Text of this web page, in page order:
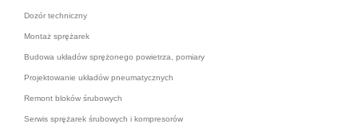
Dozór techniczny
Montaż sprężarek
Budowa układów sprężonego powietrza, pomiary
Projektowanie układów pneumatycznych
Remont bloków śrubowych
Serwis sprężarek śrubowych i kompresorów